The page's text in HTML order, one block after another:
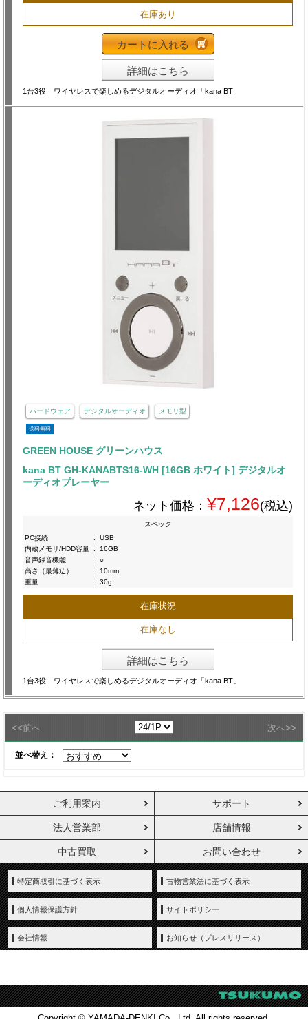
在庫あり
カートに入れる
詳細はこちら
1台3役 ワイヤレスで楽しめるデジタルオーディオ「kana BT」
ハードウェア デジタルオーディオ メモリ型
送料無料
GREEN HOUSE グリーンハウス
kana BT GH-KANABTS16-WH [16GB ホワイト] デジタルオ
ーディオプレーヤー
ネット価格： ¥7,126(税込)
スペック
PC接続
:
USB
内蔵メモリ/HDD容量 :
16GB
音声録音機能
:
○
高さ（最薄辺）
:
10mm
重量
: 30g
在庫状況
在庫なし
詳細はこちら
1台3役 ワイヤレスで楽しめるデジタルオーディオ「kana BT」
<<前へ 次へ>>
並べ替え：
ご利用案内 サポート
法人営業部 店舗情報
中古買取 お問い合わせ
特定商取引に基づく表示 古物営業法に基づく表示
個人情報保護方針 サイトポリシー
会社情報 お知らせ（プレスリリース）